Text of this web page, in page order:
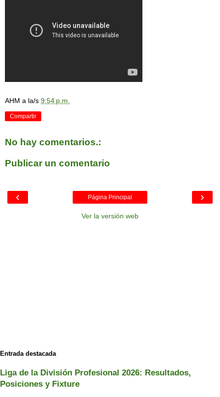
AHM a la/s 9:54 p.m.
Compartir
No hay comentarios.:
Publicar un comentario
‹ ›
Página Principal
Ver la versión web
Entrada destacada
Liga de la División Profesional 2026: Resultados,
Posiciones y Fixture